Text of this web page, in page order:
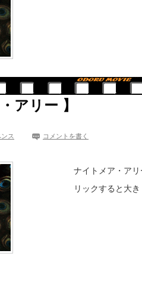
アリー 】
ス コメントを書く
ナイトメア・ア
リックすると大